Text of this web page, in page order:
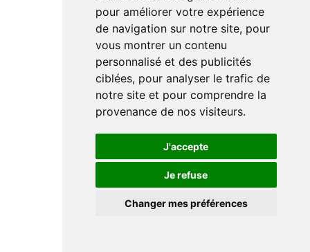
pour améliorer votre expérience
de navigation sur notre site, pour
vous montrer un contenu
personnalisé et des publicités
ciblées, pour analyser le trafic de
notre site et pour comprendre la
provenance de nos visiteurs.
J'accepte
Je refuse
Changer mes préférences